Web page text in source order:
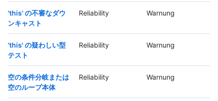
'this' の不審なダウ
ンキャスト
Reliability Warnung
'this' の疑わしい型
テスト
Reliability Warnung
空の条件分岐または
空のループ本体
Reliability Warnung